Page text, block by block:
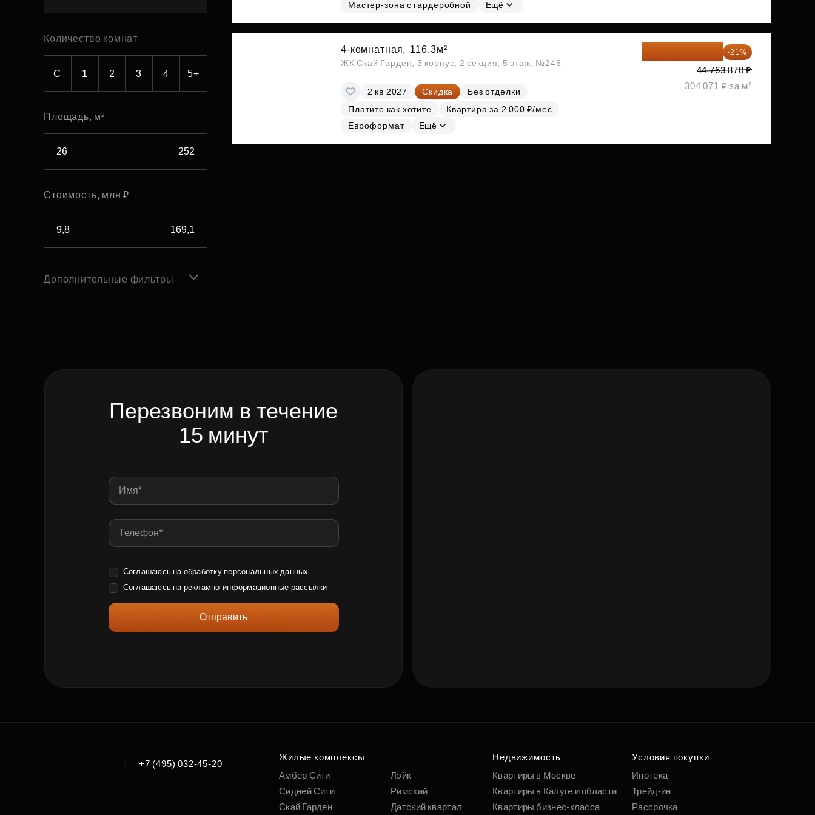
Рефинансирование
Субсидии
Количество комнат
С 1 2 3 4 5+
Площадь, м²
Стоимость, млн ₽
Дополнительные фильтры
Мастер-зона с гардеробной
Ещё
4-комнатная, 116.3м²
ЖК Скай Гарден, 3 корпус, 2 секция, 5 этаж, №246
2 кв 2027 Скидка
Без отделки
Платите как хотите
Квартира за 2 000 ₽/мес
Евроформат
Ещё
-21%
44 763 870 ₽
304 071 ₽ за м²
Перезвоним в течение
15 минут
Соглашаюсь на обработку персональных данных
Соглашаюсь на рекламно-информационные рассылки
Отправить
+7 (495) 032-45-20
Жилые комплексы
Амбер Сити
Сидней Сити
Скай Гарден
Лэйк
Римский
Датский квартал
Недвижимость
Квартиры в Москве
Квартиры в Калуге и области
Квартиры бизнес-класса
Условия покупки
Ипотека
Трейд-ин
Рассрочка